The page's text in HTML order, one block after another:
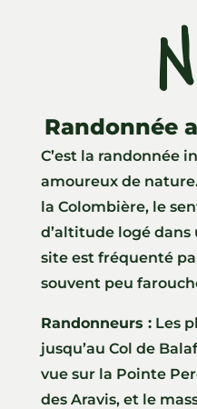
Randonnée
C’est la randonnée
amoureux de
la Colombière, le
d’altitude logé
site est fréquenté
souvent peu
Randonneurs :Les
jusqu’au Col de
vue sur la Pointe
des Aravis, et le